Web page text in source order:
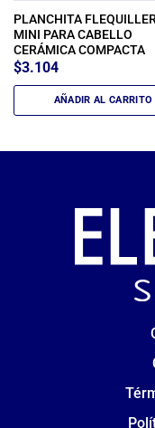
PLANCHITA
MINI PARA CABELLO
CERÁMICA COMPACTA
$3.104
AÑADIR AL CARRITO